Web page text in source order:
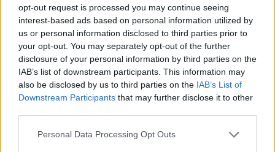
opt-out request is processed you may continue seeing
interest-based ads based on personal information utilized by
us or personal information disclosed to third parties prior to
your opt-out. You may separately opt-out of the further
disclosure of your personal information by third parties on the
IAB’s list of downstream participants. This information may
also be disclosed by us to third parties on the IAB’s List of
Downstream Participants that may further disclose it to other
Personal Data Processing Opt Outs
Oliwier – kojarzy się z drzewem oliwnym
(symbolem pokoju). Jest bardzo melodyjne
fonetycznie.
Sylwiusz – wywodzi się od lasu, symbolizując
naturalną ciszę i harmonię.
A jakie jest najładniejsze imię dla dziewczynki
zdaniem AI? Odpowiedzi szukajcie w artykule
redakcyjnych koleżanek z Mamadu
. Dodam też, że